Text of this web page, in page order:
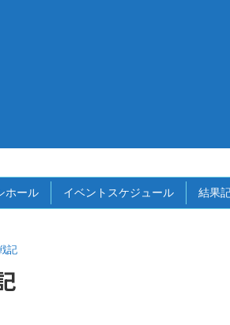
ホール イベントスケジュール 結果
記